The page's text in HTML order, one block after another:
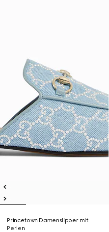
Princetown Damenslipper mit
Perlen